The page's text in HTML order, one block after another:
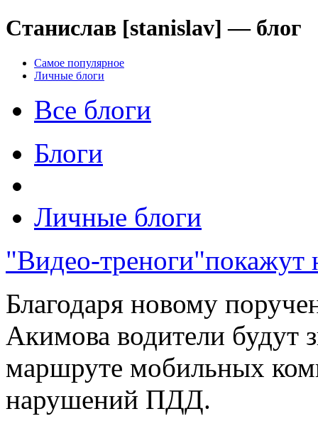
Станислав [stanislav] — блог
Самое популярное
Личные блоги
Все блоги
Блоги
Личные блоги
"Видео-треноги"покажут
Благодаря новому
Акимова водители будут
маршруте мобильных
нарушений ПДД.